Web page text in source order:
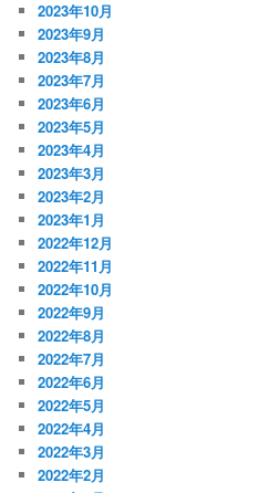
2023年10月
2023年9月
2023年8月
2023年7月
2023年6月
2023年5月
2023年4月
2023年3月
2023年2月
2023年1月
2022年12月
2022年11月
2022年10月
2022年9月
2022年8月
2022年7月
2022年6月
2022年5月
2022年4月
2022年3月
2022年2月